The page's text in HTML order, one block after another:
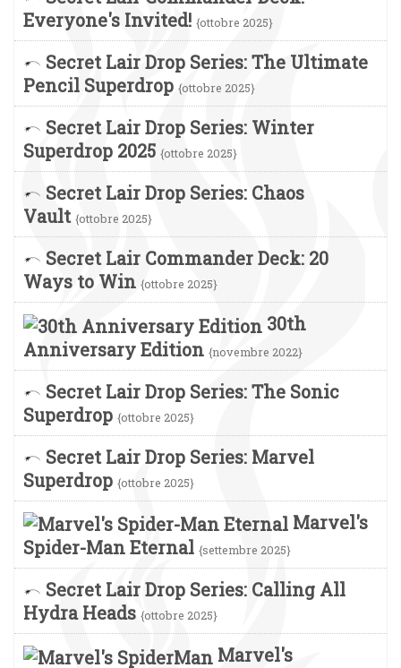
Everyone's Invited! {ottobre 2025}
Secret Lair Drop Series: The Ultimate
Pencil Superdrop {ottobre 2025}
Secret Lair Drop Series: Winter
Superdrop 2025 {ottobre 2025}
Secret Lair Drop Series: Chaos
Vault {ottobre 2025}
Secret Lair Commander Deck: 20
Ways to Win {ottobre 2025}
30th
Anniversary Edition {novembre 2022}
Secret Lair Drop Series: The Sonic
Superdrop {ottobre 2025}
Secret Lair Drop Series: Marvel
Superdrop {ottobre 2025}
Marvel's
Spider-Man Eternal {settembre 2025}
Secret Lair Drop Series: Calling All
Hydra Heads {ottobre 2025}
Marvel's